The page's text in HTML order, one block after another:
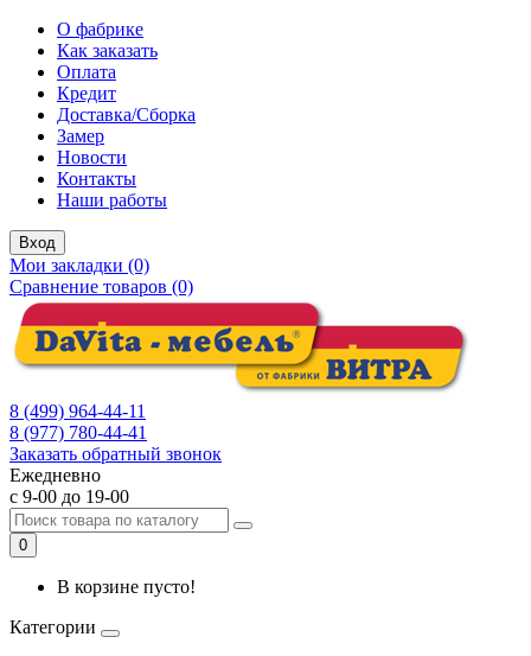
О фабрике
Как заказать
Оплата
Кредит
Доставка/Сборка
Замер
Новости
Контакты
Наши работы
Вход
Мои закладки (0)
Сравнение товаров (0)
8 (499) 964-44-11
8 (977) 780-44-41
Заказать обратный звонок
Ежедневно
с 9-00 до 19-00
0
В корзине пусто!
Категории